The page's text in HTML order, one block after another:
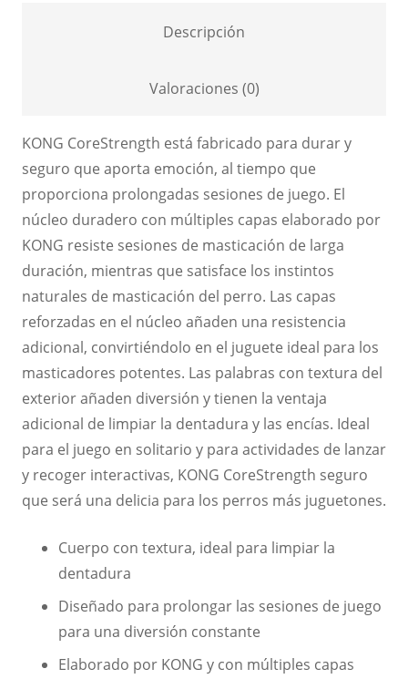
Descripción
Valoraciones (0)
KONG CoreStrength está fabricado para durar y
seguro que aporta emoción, al tiempo que
proporciona prolongadas sesiones de juego. El
núcleo duradero con múltiples capas elaborado por
KONG resiste sesiones de masticación de larga
duración, mientras que satisface los instintos
naturales de masticación del perro. Las capas
reforzadas en el núcleo añaden una resistencia
adicional, convirtiéndolo en el juguete ideal para los
masticadores potentes. Las palabras con textura del
exterior añaden diversión y tienen la ventaja
adicional de limpiar la dentadura y las encías. Ideal
para el juego en solitario y para actividades de lanzar
y recoger interactivas, KONG CoreStrength seguro
que será una delicia para los perros más juguetones.
Cuerpo con textura, ideal para limpiar la
dentadura
Diseñado para prolongar las sesiones de juego
para una diversión constante
Elaborado por KONG y con múltiples capas